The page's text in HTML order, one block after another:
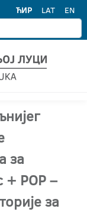
ЋИР LAT EN
за
+ POP –
за